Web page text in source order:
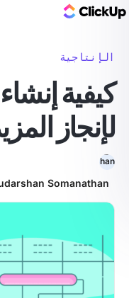
الإنتاجية
كيفية
لإنجاز
Somanathan